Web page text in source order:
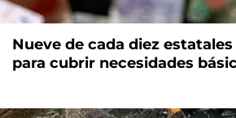
Nueve de cada diez
para cubrir necesidades